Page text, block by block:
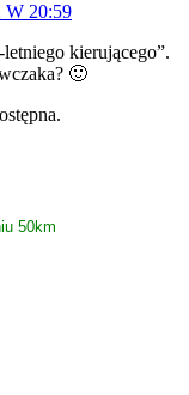
W 20:59
kierującego”.
🙂
50km